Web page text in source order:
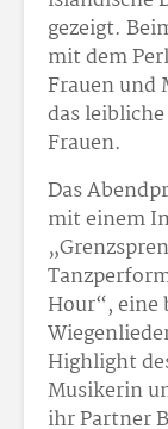
gezeigt.
mit dem
Frauen und
das
Frauen.
Das
mit einem
Hour“, eine
Highlight
Musikerin
ihr Partner